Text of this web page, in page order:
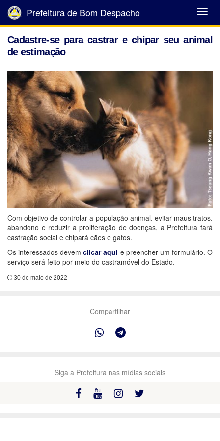
Abrir
Menu
Prefeitura de Bom Despacho
Cadastre-se para castrar e chipar seu animal
de estimação
Com objetivo de controlar a população animal, evitar maus tratos,
abandono e reduzir a proliferação de doenças, a Prefeitura fará
castração social e chipará cães e gatos.
Os interessados devemclicar aqui e preencher um formulário. O
serviço será feito por meio do castramóvel do Estado.
30 de maio de 2022
Compartilhar
Siga a Prefeitura nas mídias sociais